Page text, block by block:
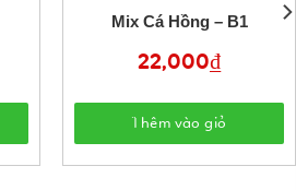
Mix Cá Hồng – B1
22,000₫
Thêm vào giỏ